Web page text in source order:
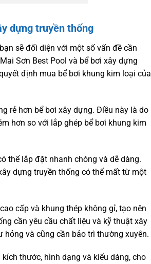
dựng truyền thống
sẽ đối diện với một số vấn đề cần
Sơn Best Pool và bể bơi xây dựng
định mua bể bơi khung kim loại của
rẻ hơn bể bơi xây dựng. Điều này là do
hơn so với lắp ghép bể bơi khung kim
thể lắp đặt nhanh chóng và dễ dàng.
dựng truyền thống có thể mất từ một
cấp và khung thép không gỉ, tạo nên
cần yêu cầu chất liệu và kỹ thuật xây
và cũng cần bảo trì thường xuyên.
thước, hình dạng và kiểu dáng, cho